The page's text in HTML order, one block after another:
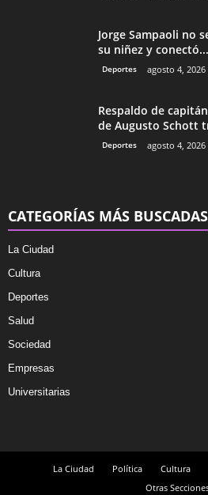
Jorge Sampaoli no
su niñez y conectó...
Deportes agosto 4, 2026
Respaldo de
de Augusto Schott
Deportes agosto 4, 2026
CATEGORÍAS MÁS BUSCADAS
La Ciudad
Cultura
Deportes
Salud
Sociedad
Empresas
Universitarias
La Ciudad Política Cultura
Otras